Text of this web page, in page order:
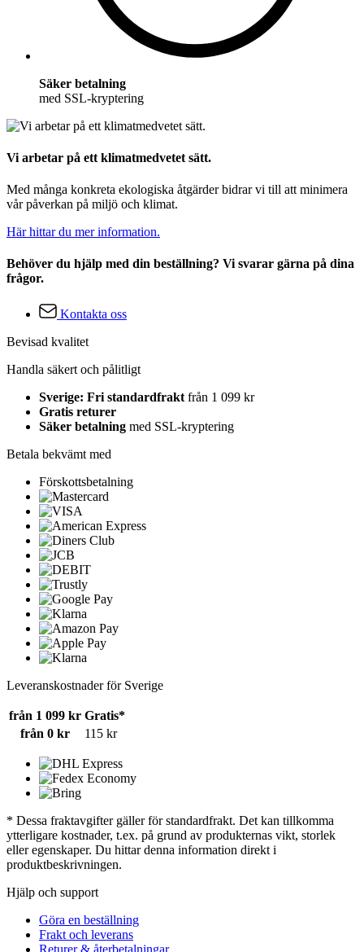
Säker betalning
med SSL-kryptering
Vi arbetar på ett klimatmedvetet sätt.
Med många konkreta ekologiska åtgärder bidrar vi till att minimera
vår påverkan på miljö och klimat.
Här hittar du mer information.
Behöver du hjälp med din beställning? Vi svarar gärna på dina
frågor.
Kontakta oss
Bevisad kvalitet
Handla säkert och pålitligt
Sverige: Fri standardfrakt från 1 099 kr
Gratis returer
Säker betalning med SSL-kryptering
Betala bekvämt med
Förskottsbetalning
Leveranskostnader för Sverige
från 1 099 kr Gratis*
från 0 kr
115 kr
* Dessa fraktavgifter gäller för standardfrakt. Det kan tillkomma
ytterligare kostnader, t.ex. på grund av produkternas vikt, storlek
eller egenskaper. Du hittar denna information direkt i
produktbeskrivningen.
Hjälp och support
Göra en beställning
Frakt och leverans
Returer & återbetalningar